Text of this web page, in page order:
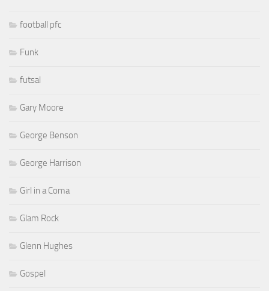
football pfc
Funk
futsal
Gary Moore
George Benson
George Harrison
Girl in a Coma
Glam Rock
Glenn Hughes
Gospel